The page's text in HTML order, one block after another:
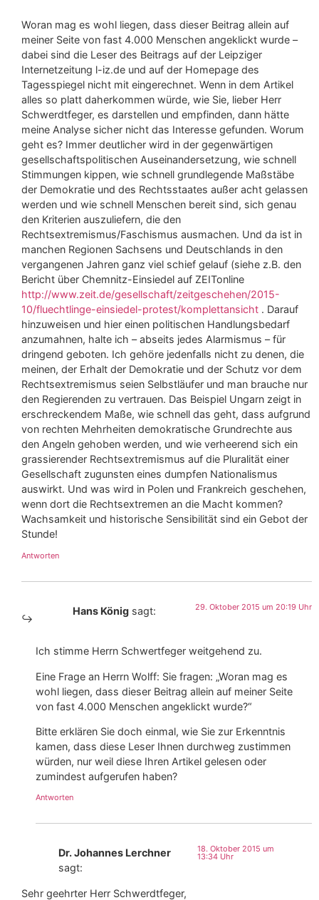
Woran mag es wohl liegen, dass dieser Beitrag allein auf
meiner Seite von fast 4.000 Menschen angeklickt wurde –
dabei sind die Leser des Beitrags auf der Leipziger
Internetzeitung l-iz.de und auf der Homepage des
Tagesspiegel nicht mit eingerechnet. Wenn in dem Artikel
alles so platt daherkommen würde, wie Sie, lieber Herr
Schwerdtfeger, es darstellen und empfinden, dann hätte
meine Analyse sicher nicht das Interesse gefunden. Worum
geht es? Immer deutlicher wird in der gegenwärtigen
gesellschaftspolitischen Auseinandersetzung, wie schnell
Stimmungen kippen, wie schnell grundlegende Maßstäbe
der Demokratie und des Rechtsstaates außer acht gelassen
werden und wie schnell Menschen bereit sind, sich genau
den Kriterien auszuliefern, die den
Rechtsextremismus/Faschismus ausmachen. Und da ist in
manchen Regionen Sachsens und Deutschlands in den
vergangenen Jahren ganz viel schief gelauf (siehe z.B. den
Bericht über Chemnitz-Einsiedel auf ZEITonline
http://www.zeit.de/gesellschaft/zeitgeschehen/2015-
10/fluechtlinge-einsiedel-protest/komplettansicht . Darauf
hinzuweisen und hier einen politischen Handlungsbedarf
anzumahnen, halte ich – abseits jedes Alarmismus – für
dringend geboten. Ich gehöre jedenfalls nicht zu denen, die
meinen, der Erhalt der Demokratie und der Schutz vor dem
Rechtsextremismus seien Selbstläufer und man brauche nur
den Regierenden zu vertrauen. Das Beispiel Ungarn zeigt in
erschreckendem Maße, wie schnell das geht, dass aufgrund
von rechten Mehrheiten demokratische Grundrechte aus
den Angeln gehoben werden, und wie verheerend sich ein
grassierender Rechtsextremismus auf die Pluralität einer
Gesellschaft zugunsten eines dumpfen Nationalismus
auswirkt. Und was wird in Polen und Frankreich geschehen,
wenn dort die Rechtsextremen an die Macht kommen?
Wachsamkeit und historische Sensibilität sind ein Gebot der
Stunde!
Antworten
Hans König sagt: 29. Oktober 2015 um 20:19 Uhr
Ich stimme Herrn Schwertfeger weitgehend zu.
Eine Frage an Herrn Wolff: Sie fragen: „Woran mag es
wohl liegen, dass dieser Beitrag allein auf meiner Seite
von fast 4.000 Menschen angeklickt wurde?“
Bitte erklären Sie doch einmal, wie Sie zur Erkenntnis
kamen, dass diese Leser Ihnen durchweg zustimmen
würden, nur weil diese Ihren Artikel gelesen oder
zumindest aufgerufen haben?
Antworten
Dr. Johannes Lerchner
sagt:
18. Oktober 2015 um
13:34 Uhr
Sehr geehrter Herr Schwerdtfeger,